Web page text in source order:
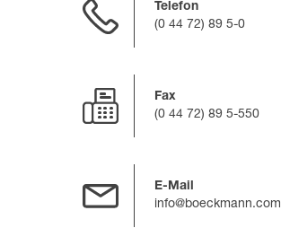
Telefon
(0 44 72) 89 5-0
Fax
(0 44 72) 89 5-550
E-Mail
info@boeckmann.com